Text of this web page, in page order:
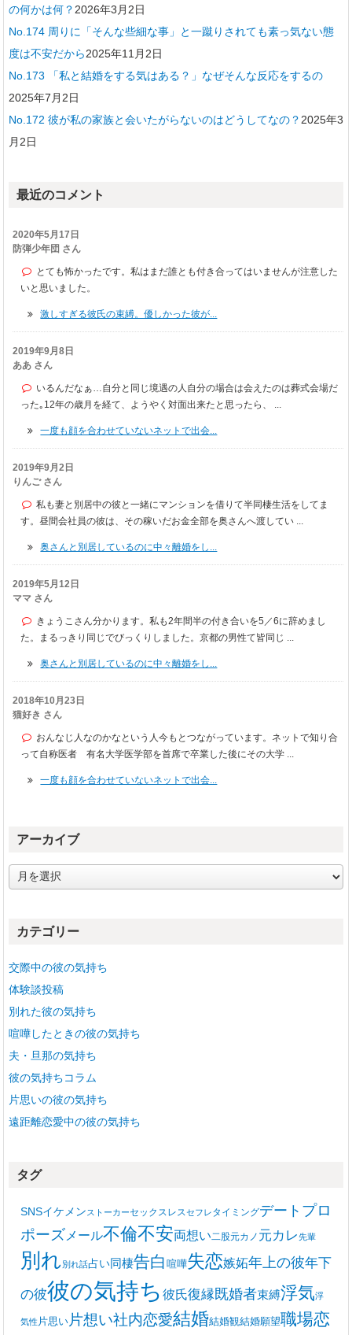
の何かは何？ 2026年3月2日
No.174 周りに「そんな些細な事」と一蹴りされても素っ気ない態
度は不安だから2025年11月2日
No.173 「私と結婚をする気はある？」なぜそんな反応をするの
2025年7月2日
No.172 彼が私の家族と会いたがらないのはどうしてなの？ 2025年3
月2日
最近のコメント
2020年5月17日
防弾少年団 さん
とても怖かったです。私はまだ誰とも付き合ってはいませんが注意した
いと思いました。
激しすぎる彼氏の束縛。優しかった彼が...
2019年9月8日
ああ さん
いるんだなぁ…自分と同じ境遇の人自分の場合は会えたのは葬式会場だ
った｡12年の歳月を経て、ようやく対面出来たと思ったら、 ...
一度も顔を合わせていないネットで出会...
2019年9月2日
りんご さん
私も妻と別居中の彼と一緒にマンションを借りて半同棲生活をしてま
す。昼間会社員の彼は、その稼いだお金全部を奥さんへ渡してい ...
奥さんと別居しているのに中々離婚をし...
2019年5月12日
ママ さん
きょうこさん分かります。私も2年間半の付き合いを5／6に辞めまし
た。まるっきり同じでびっくりしました。京都の男性て皆同じ ...
奥さんと別居しているのに中々離婚をし...
2018年10月23日
猫好き さん
おんなじ人なのかなという人今もとつながっています。ネットで知り合
って自称医者 有名大学医学部を首席で卒業した後にその大学 ...
一度も顔を合わせていないネットで出会...
アーカイブ
ー
ブカテゴリー
交際中の彼の気持ち
体験談投稿
別れた彼の気持ち
喧嘩したときの彼の気持ち
夫・旦那の気持ち
彼の気持ちコラム
片思いの彼の気持ち
遠距離恋愛中の彼の気持ち
タグ
SNSイケメンストーカーセックスレスセフレタイミングデート プロ
ポーズ メール不倫不安両想い二股元カノ 元カレ先輩
別れ別れ話占い同棲告白 喧嘩失恋嫉妬年上の彼年下
の彼彼の気持ち 彼氏復縁既婚者束縛浮気浮
気性 片思い 片想い社内恋愛結婚結婚観結婚願望職場恋